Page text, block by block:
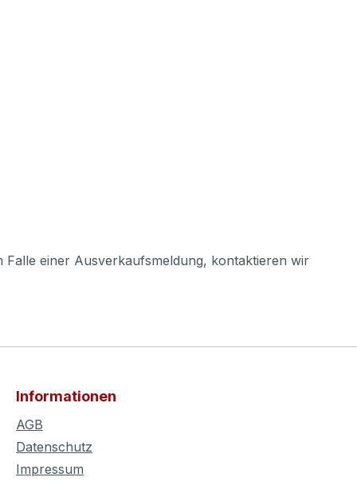
einer Ausverkaufsmeldung, kontaktieren wir
Informationen
AGB
Datenschutz
Impressum